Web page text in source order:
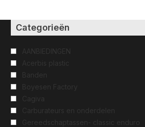
Categorieën
AANBIEDINGEN
Acerbis plastic
Banden
Boyesen Factory
Cagiva
Carburateurs en onderdelen
Gereedschaptassen- classic enduro